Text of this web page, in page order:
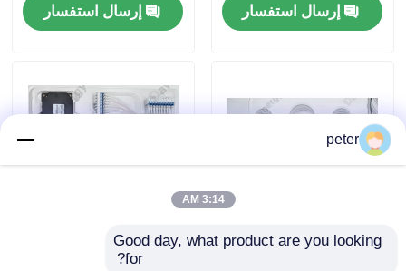
مراقبة الجودة
أخبار
إرسال استفسار إرسال استفسار
40CH G652D 0 ~
المكونات السلبية للألياف
peter
3:14 AM
Good day, what product are you looking
for?